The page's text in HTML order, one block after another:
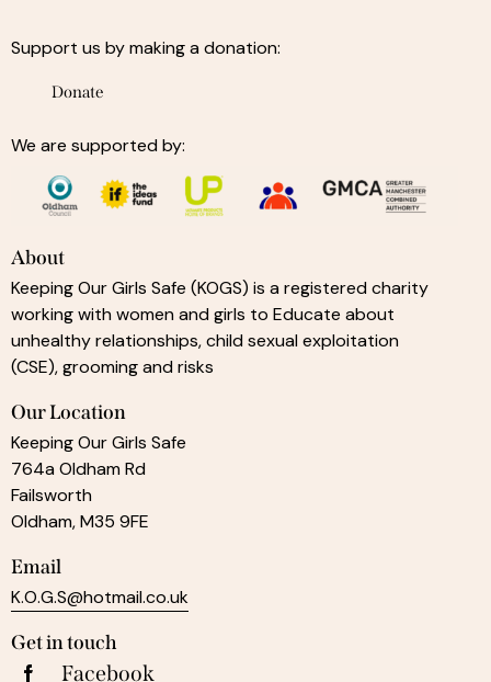
Support us by making a donation:
Donate
We are supported by:
About
Keeping Our Girls Safe (KOGS) is a registered charity
working with women and girls to Educate about
unhealthy relationships, child sexual exploitation
(CSE), grooming and risks
Our Location
Keeping Our Girls Safe
764a Oldham Rd
Failsworth
Oldham, M35 9FE
Email
K.O.G.S@hotmail.co.uk
Get in touch
Facebook